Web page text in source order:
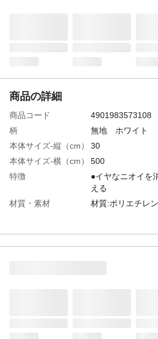
商品の詳細
商品コード
4901983573108
柄
無地 ホワイト
本体サイズ-縦（cm）
30
本体サイズ-横（cm）
500
特徴
●イヤなニオイを
える
材質・素材
材質:ポリエチレン
耐熱／耐冷温度
耐熱温度:60度以